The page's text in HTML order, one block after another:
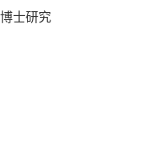
士研究